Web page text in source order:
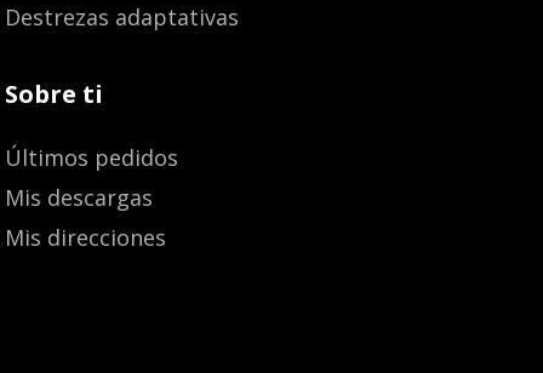
Destrezas adaptativas
Sobre ti
Últimos pedidos
Mis descargas
Mis direcciones